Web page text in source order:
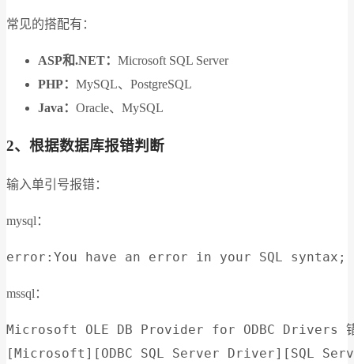
常见的搭配有：
ASP和.NET： Microsoft SQL Server
PHP： MySQL、PostgreSQL
Java： Oracle、MySQL
2、根据数据库报错判断
输入单引号报错：
mysql：
error:You have an error in your SQL
mssql：
Microsoft OLE DB Provider for ODBC Drivers
[Microsoft][ODBC SQL Server Driver][SQL